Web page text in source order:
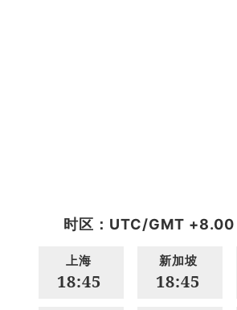
时区：UTC/GMT +8.00
上海
18:45
新加坡
18:45